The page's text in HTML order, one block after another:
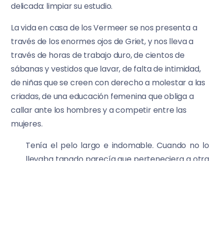
delicada: limpiar su estudio.
La vida en casa de los Vermeer se nos presenta a
través de los enormes ojos de Griet, y nos lleva a
través de horas de trabajo duro, de cientos de
sábanas y vestidos que lavar, de falta de intimidad,
de niñas que se creen con derecho a molestar a las
criadas, de una educación femenina que obliga a
callar ante los hombres y a competir entre las
mujeres.
Tenía el pelo largo e indomable. Cuando no lo
llevaba tapado parecía que perteneciera a otra